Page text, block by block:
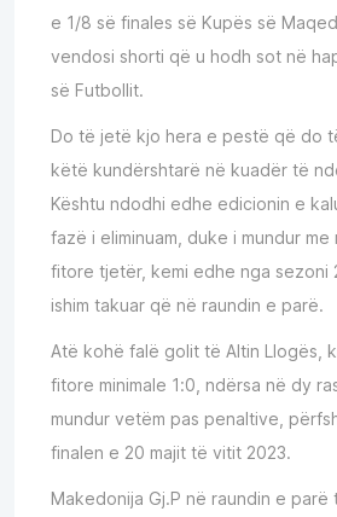
e 1/8 së finales së Kupës së
vendosi shorti që u hodh sot në
së Futbollit.
Do të jetë kjo hera e pestë që do
këtë kundërshtarë në kuadër të
Kështu ndodhi edhe edicionin e
fazë i eliminuam, duke i mundur
fitore tjetër, kemi edhe nga sezoni
ishim takuar që në raundin e parë.
Atë kohë falë golit të Altin Llogës,
fitore minimale 1:0, ndërsa në dy
mundur vetëm pas penaltive,
finalen e 20 majit të vitit 2023.
Makedonija Gj.P në raundin e